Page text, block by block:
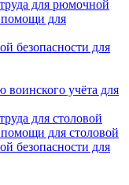
для рюмочной
для
безопасности для
учёта для
для столовой
для столовой
безопасности для